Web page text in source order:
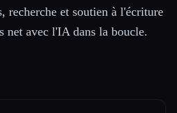
🎬Créateurs
recherche et soutien à l'écriture
net avec l'IA dans la boucle.